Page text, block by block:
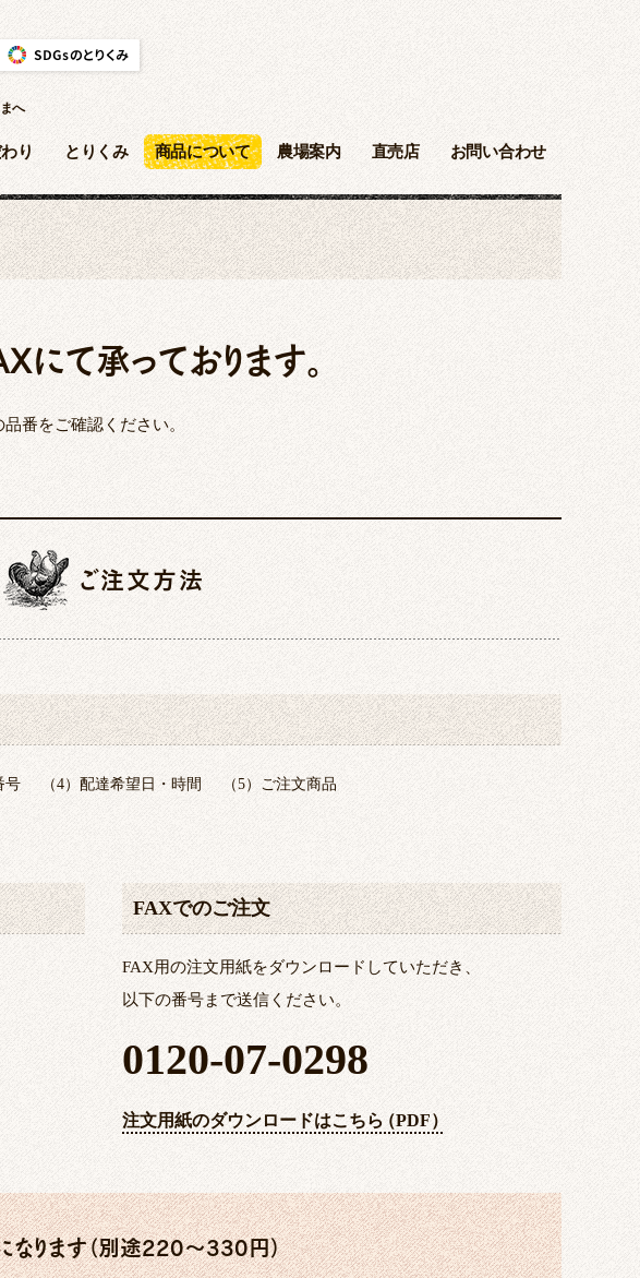
へ
り とりくみ 商品について 農場案内 直売店 お問い合わせ
て承っております。
番をご確認ください。
ご注文方法
号 （4）配達希望日・時間 （5）ご注文商品
FAXでのご注文
FAX用の注文用紙をダウンロードしていただき、
以下の番号まで送信ください。
0120-07-0298
注文用紙のダウンロードはこちら（PDF）
なります（別途220～330円）